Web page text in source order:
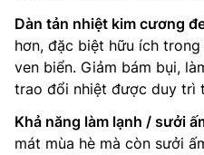
Dàn tản nhiệt kim cương
hơn, đặc biệt hữu ích
ven biển. Giảm bám bụi,
trao đổi nhiệt được duy trì
Khả năng làm lạnh / sưởi
mát mùa hè mà còn sưởi